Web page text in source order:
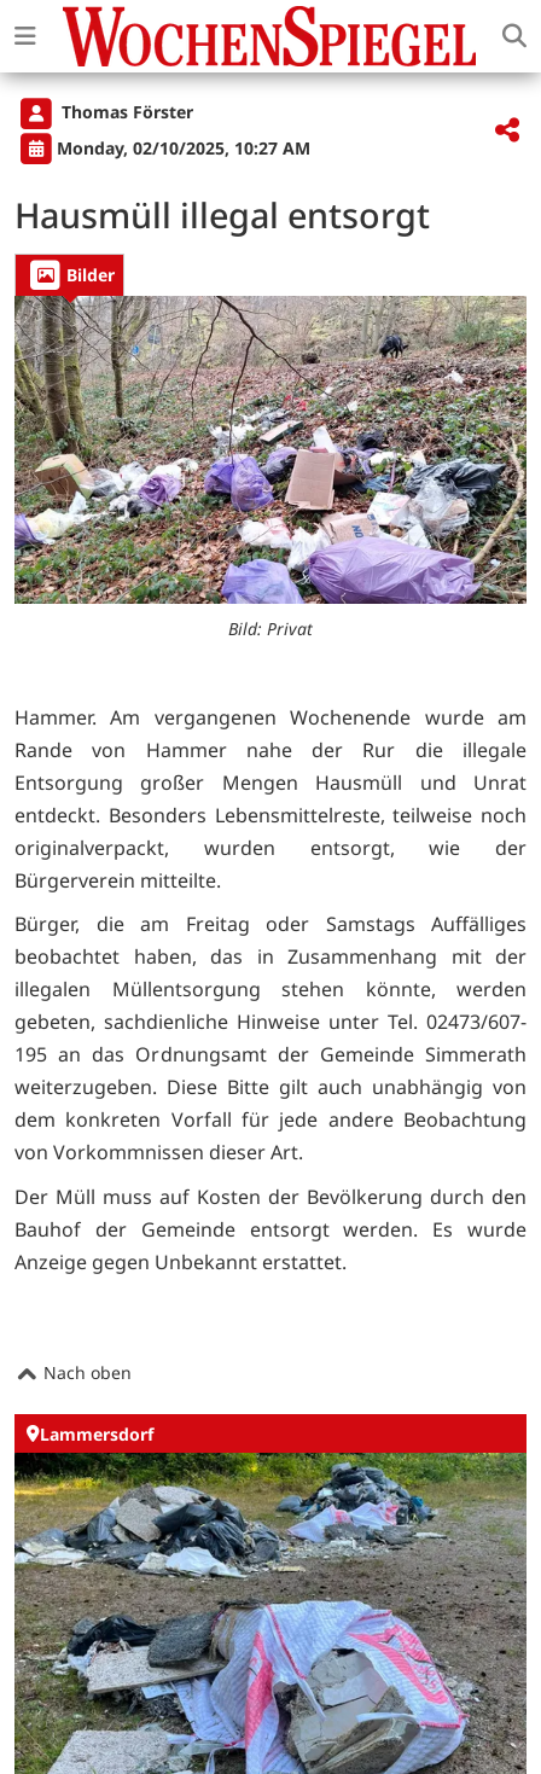
Thomas Förster
Monday, 02/10/2025, 10:27 AM
Hausmüll illegal entsorgt
Bilder
Bild: Privat
Hammer. Am vergangenen Wochenende wurde am
Rande von Hammer nahe der Rur die illegale
Entsorgung großer Mengen Hausmüll und Unrat
entdeckt. Besonders Lebensmittelreste, teilweise noch
originalverpackt, wurden entsorgt, wie der
Bürgerverein mitteilte.
Bürger, die am Freitag oder Samstags Auffälliges
beobachtet haben, das in Zusammenhang mit der
illegalen Müllentsorgung stehen könnte, werden
gebeten, sachdienliche Hinweise unter Tel. 02473/607-
195 an das Ordnungsamt der Gemeinde Simmerath
weiterzugeben. Diese Bitte gilt auch unabhängig von
dem konkreten Vorfall für jede andere Beobachtung
von Vorkommnissen dieser Art.
Der Müll muss auf Kosten der Bevölkerung durch den
Bauhof der Gemeinde entsorgt werden. Es wurde
Anzeige gegen Unbekannt erstattet.
Nach oben
Lammersdorf